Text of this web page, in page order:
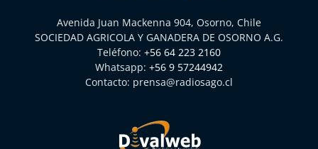
Avenida Juan Mackenna 904, Osorno, Chile
SOCIEDAD AGRICOLA Y GANADERA DE OSORNO A.G.
Teléfono: +56 64 223 2160
Whatsapp: +56 9 57244942
Contacto: prensa@radiosago.cl